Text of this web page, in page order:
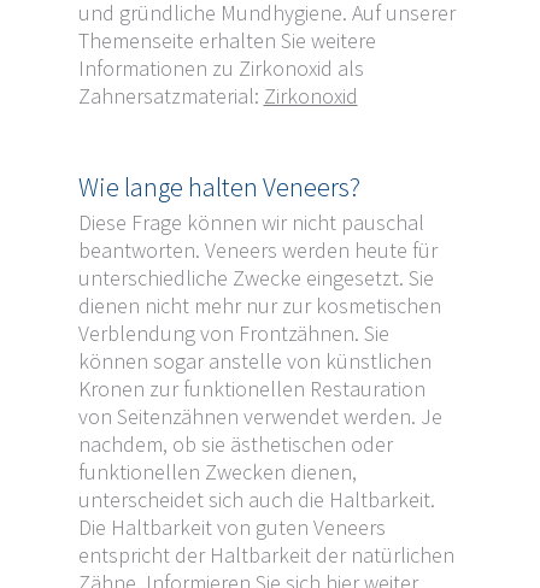
und gründliche Mundhygiene. Auf unserer
Themenseite erhalten Sie weitere
Informationen zu Zirkonoxid als
Zahnersatzmaterial: Zirkonoxid
Wie lange halten Veneers?
Diese Frage können wir nicht pauschal
beantworten. Veneers werden heute für
unterschiedliche Zwecke eingesetzt. Sie
dienen nicht mehr nur zur kosmetischen
Verblendung von Frontzähnen. Sie
können sogar anstelle von künstlichen
Kronen zur funktionellen Restauration
von Seitenzähnen verwendet werden. Je
nachdem, ob sie ästhetischen oder
funktionellen Zwecken dienen,
unterscheidet sich auch die Haltbarkeit.
Die Haltbarkeit von guten Veneers
entspricht der Haltbarkeit der natürlichen